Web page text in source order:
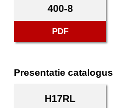
400-8
PDF
Presentatie catalogus
H17RL